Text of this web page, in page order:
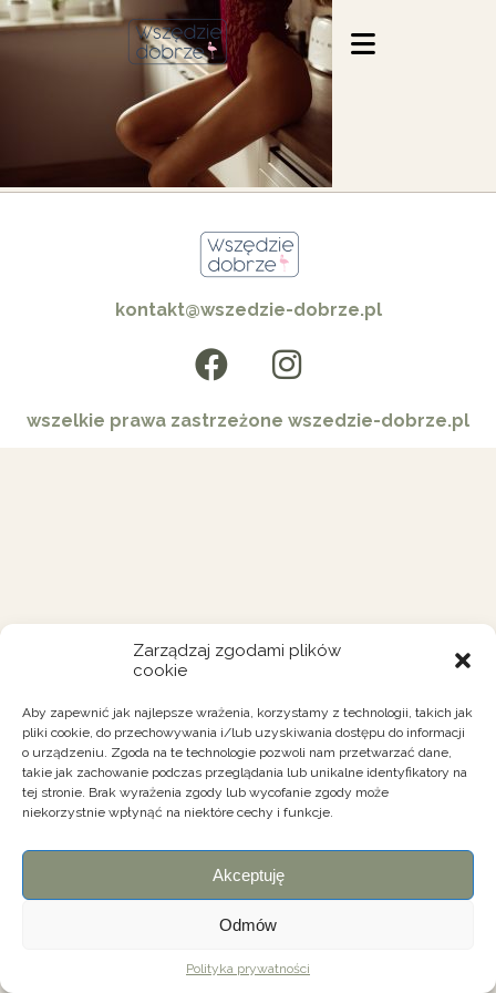
Zarządzaj zgodami plików
cookie
Aby zapewnić jak najlepsze wrażenia, korzystamy z technologii, takich jak
pliki cookie, do przechowywania i/lub uzyskiwania dostępu do informacji
o urządzeniu. Zgoda na te technologie pozwoli nam przetwarzać dane,
takie jak zachowanie podczas przeglądania lub unikalne identyfikatory na
tej stronie. Brak wyrażenia zgody lub wycofanie zgody może
niekorzystnie wpłynąć na niektóre cechy i funkcje.
Akceptuję
Odmów
Polityka prywatności
kontakt@wszedzie-dobrze.pl
wszelkie prawa zastrzeżone wszedzie-dobrze.pl